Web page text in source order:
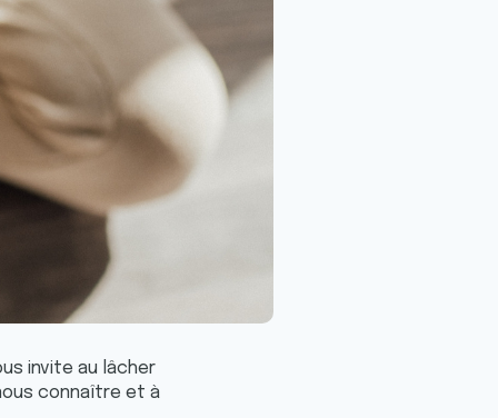
invite au lâcher
connaître et à